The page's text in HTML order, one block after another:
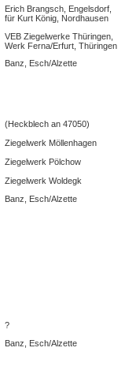
Erich Brangsch, Engelsdorf,
für Kurt König, Nordhausen
VEB Ziegelwerke Thüringen,
Werk Ferna/Erfurt, Thüringen
Banz, Esch/Alzette
(Heckblech an 47050)
Ziegelwerk Möllenhagen
Ziegelwerk Pölchow
Ziegelwerk Woldegk
Banz, Esch/Alzette
?
Banz, Esch/Alzette